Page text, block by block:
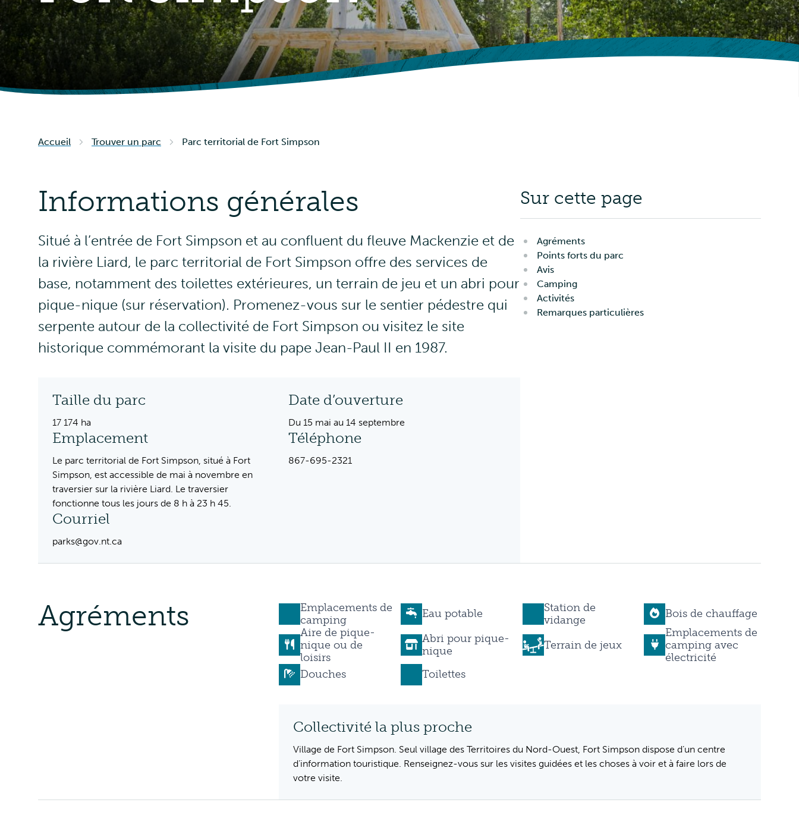
Abris pour pique-nique
Accueil Trouver un parc Parc territorial de Fort Simpson
Informations générales
Situé à l’entrée de Fort Simpson et au confluent du fleuve Mackenzie et de
la rivière Liard, le parc territorial de Fort Simpson offre des services de
base, notamment des toilettes extérieures, un terrain de jeu et un abri pour
pique-nique (sur réservation). Promenez-vous sur le sentier pédestre qui
serpente autour de la collectivité de Fort Simpson ou visitez le site
historique commémorant la visite du pape Jean-Paul II en 1987.
Taille du parc
17 174 ha
Date d’ouverture
Du 15 mai au 14 septembre
Emplacement
Le parc territorial de Fort Simpson, situé à Fort
Simpson, est accessible de mai à novembre en
traversier sur la rivière Liard. Le traversier
fonctionne tous les jours de 8 h à 23 h 45.
Téléphone
867-695-2321
Courriel
parks@gov.nt.ca
Sur cette page
Agréments
Points forts du parc
Avis
Camping
Activités
Remarques particulières
Agréments
Emplacements de
camping
Eau potable
Station de
vidange
Bois de chauffage
Aire de pique-
nique ou de
loisirs
Abri pour pique-
nique
Terrain de jeux
Emplacements de
camping avec
électricité
Douches
Toilettes
Collectivité la plus proche
Village de Fort Simpson. Seul village des Territoires du Nord-Ouest, Fort Simpson dispose d’un centre
d’information touristique. Renseignez-vous sur les visites guidées et les choses à voir et à faire lors de
votre visite.